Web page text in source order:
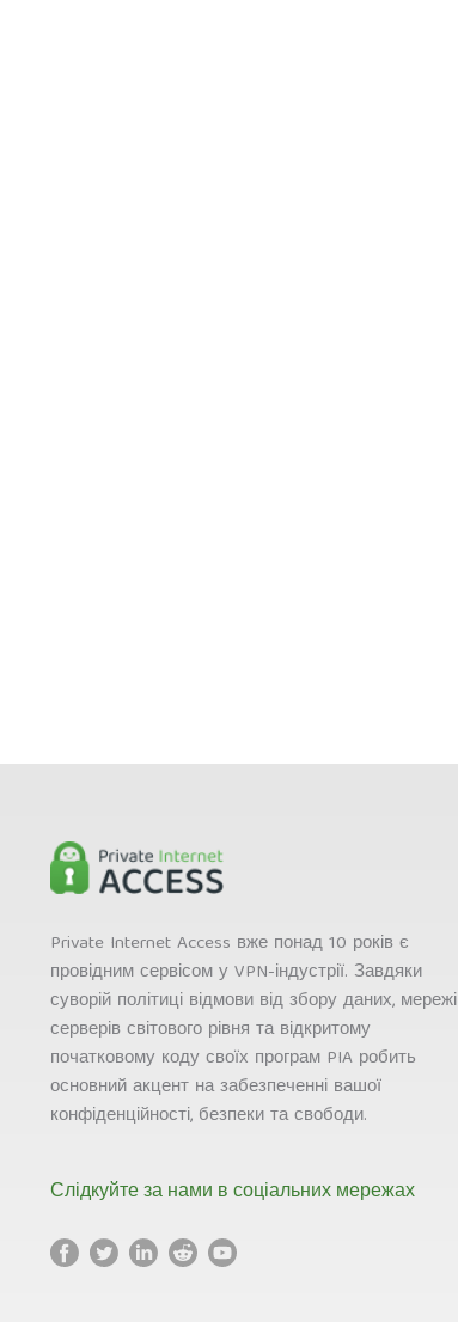
Private Internet Access вже понад 10 років є
провідним сервісом у VPN-індустрії. Завдяки
суворій політиці відмови від збору даних, мережі
серверів світового рівня та відкритому
початковому коду своїх програм PIA робить
основний акцент на забезпеченні вашої
конфіденційності, безпеки та свободи.
Слідкуйте за нами в соціальних мережах